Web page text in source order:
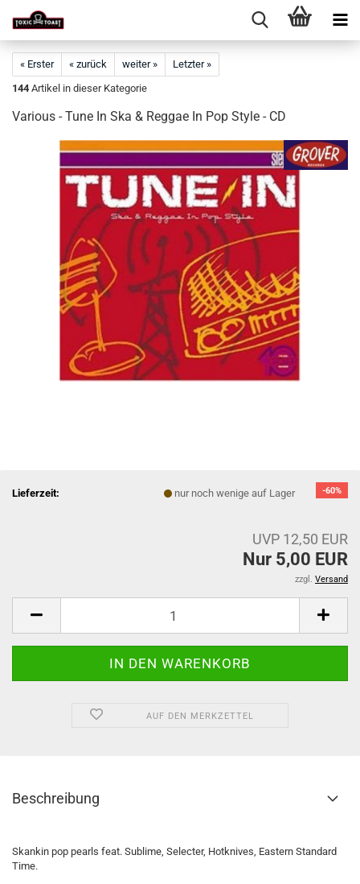
« Erster « zurück weiter »
Letzter »
144 Artikel in dieser Kategorie
Various - Tune In Ska & Reggae In Pop Style - CD
-60%
Lieferzeit: nur noch wenige auf Lager
UVP 12,50 EUR
Nur 5,00 EUR
zzgl. Versand
AUF DEN MERKZETTEL
Beschreibung
Skankin pop pearls feat. Sublime, Selecter, Hotknives, Eastern Standard
Time.